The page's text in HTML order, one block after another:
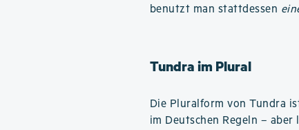
benutzt man stattdessen
Tundra im Plural
Die Pluralform von Tundra
im Deutschen Regeln –